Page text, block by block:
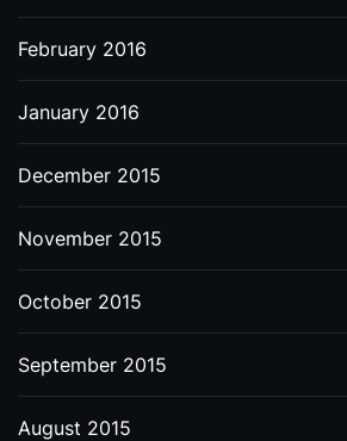
February 2016
January 2016
December 2015
November 2015
October 2015
September 2015
August 2015